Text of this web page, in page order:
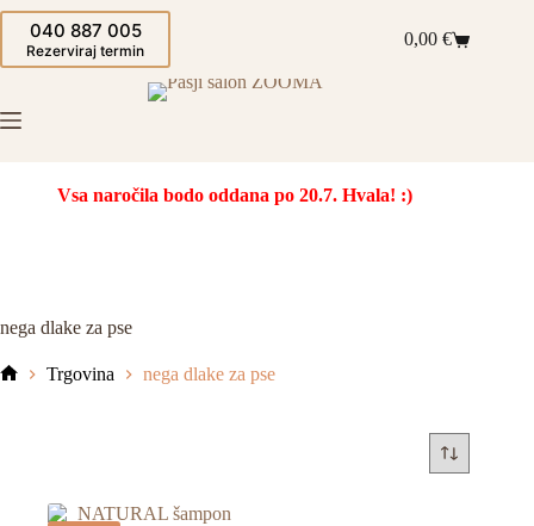
Skip
content
040 887 005
Rezerviraj termin
Shopping
0,00€
Vsa naročila bodo oddana po 20.7. Hvala! :)
nega dlake za pse
Trgovina nega dlake za pse